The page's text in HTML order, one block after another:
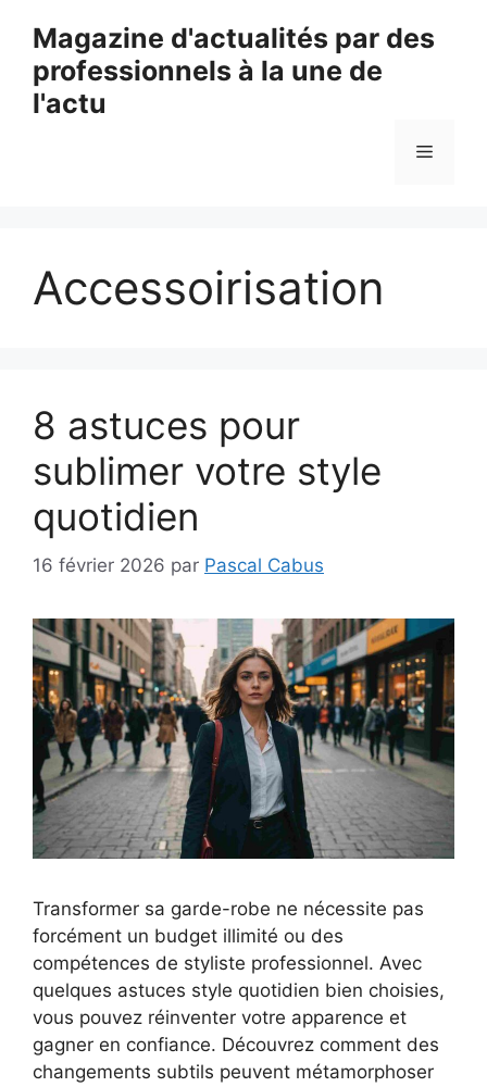
contenu
Magazine d'actualités par des
professionnels à la une de
l'actu
Menu
Accessoirisation
8 astuces pour
sublimer votre style
quotidien
16 février 2026 par Pascal Cabus
Transformer sa garde-robe ne nécessite pas
forcément un budget illimité ou des
compétences de styliste professionnel. Avec
quelques astuces style quotidien bien choisies,
vous pouvez réinventer votre apparence et
gagner en confiance. Découvrez comment des
changements subtils peuvent métamorphoser